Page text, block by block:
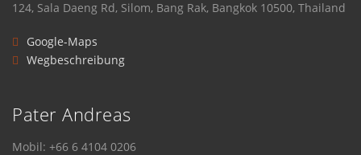
124, Sala Daeng Rd, Silom, Bang Rak, Bangkok 10500, Thailand
Google-Maps
Wegbeschreibung
Pater Andreas
Mobil: +66 6 4104 0206